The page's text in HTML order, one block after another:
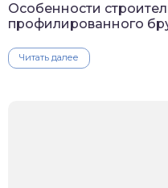
Особенности
профилированного
Читать далее